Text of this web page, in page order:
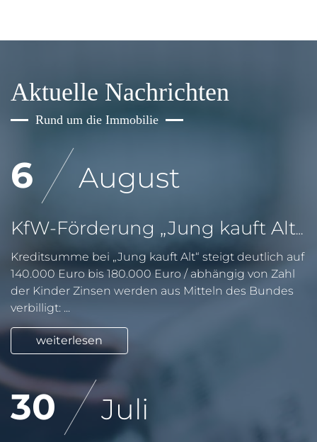
Aktuelle Nachrichten
Rund um die Immobilie
6 August
KfW-Förderung „Jung kauft Alt“: Höhere Kredite ab August 2026
Kreditsumme bei „Jung kauft Alt“ steigt deutlich auf
140.000 Euro bis 180.000 Euro / abhängig von Zahl
der Kinder Zinsen werden aus Mitteln des Bundes
verbilligt: ...
weiterlesen
30 Juli